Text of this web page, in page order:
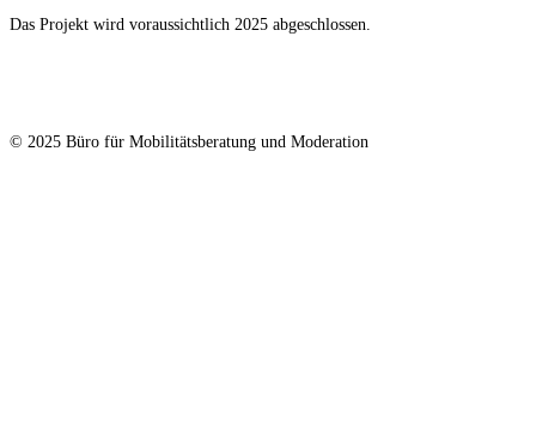
Das Projekt wird voraussichtlich 2025 abgeschlossen.
© 2025 Büro für Mobilitätsberatung und Moderation